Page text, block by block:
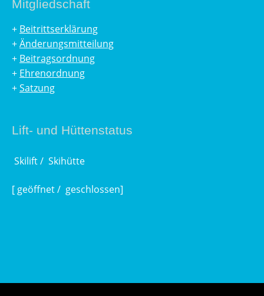
Mitgliedschaft
+ Beitrittserklärung
+Änderungsmitteilung
+ Beitragsordnung
+ Ehrenordnung
+Satzung
Lift- und Hüttenstatus
Skilift / Skihütte
[ geöffnet / geschlossen]